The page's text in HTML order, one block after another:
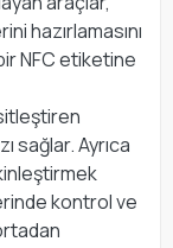
hazırlamasını
NFC etiketine
sağlar. Ayrıca
kontrol ve